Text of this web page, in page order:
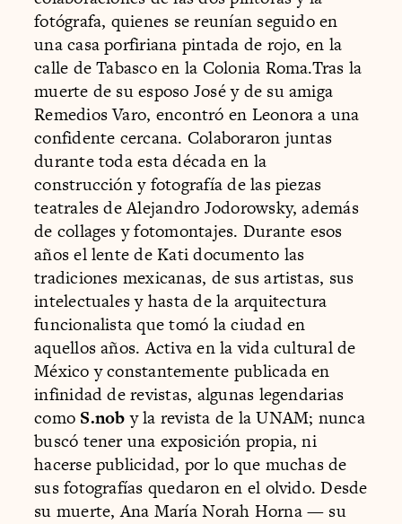
fotógrafa, quienes se reunían seguido en
una casa porfiriana pintada de rojo, en la
calle de Tabasco en la Colonia Roma.Tras la
muerte de su esposo José y de su amiga
Remedios Varo, encontró en Leonora a una
confidente cercana. Colaboraron juntas
durante toda esta década en la
construcción y fotografía de las piezas
teatrales de Alejandro Jodorowsky, además
de collages y fotomontajes. Durante esos
años el lente de Kati documento las
tradiciones mexicanas, de sus artistas, sus
intelectuales y hasta de la arquitectura
funcionalista que tomó la ciudad en
aquellos años. Activa en la vida cultural de
México y constantemente publicada en
infinidad de revistas, algunas legendarias
como S.noby la revista de la UNAM; nunca
buscó tener una exposición propia, ni
hacerse publicidad, por lo que muchas de
sus fotografías quedaron en el olvido. Desde
su muerte, Ana María Norah Horna — su